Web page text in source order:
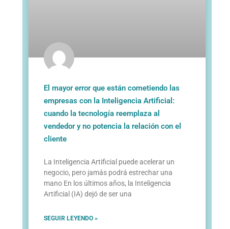
El mayor error que están cometiendo las
empresas con la Inteligencia Artificial:
cuando la tecnología reemplaza al
vendedor y no potencia la relación con el
cliente
La Inteligencia Artificial puede acelerar un
negocio, pero jamás podrá estrechar una
mano En los últimos años, la Inteligencia
Artificial (IA) dejó de ser una
SEGUIR LEYENDO »